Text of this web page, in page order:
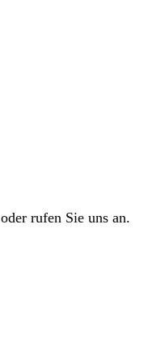
oder rufen Sie uns an.